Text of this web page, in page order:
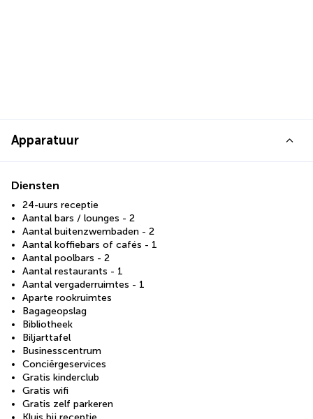
Apparatuur
Diensten
24-uurs receptie
Aantal bars / lounges - 2
Aantal buitenzwembaden - 2
Aantal koffiebars of cafés - 1
Aantal poolbars - 2
Aantal restaurants - 1
Aantal vergaderruimtes - 1
Aparte rookruimtes
Bagageopslag
Bibliotheek
Biljarttafel
Businesscentrum
Conciërgeservices
Gratis kinderclub
Gratis wifi
Gratis zelf parkeren